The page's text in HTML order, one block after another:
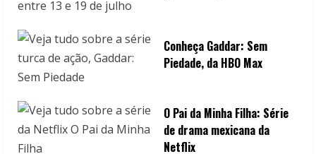
Conheça Gaddar: Sem
Piedade, da HBO Max
O Pai da Minha Filha: Série
de drama mexicana da
Netflix